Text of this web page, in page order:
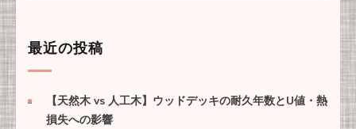
ン
最近の投稿
【天然木 vs 人工木】ウッドデッキの耐久年数とU値・熱
損失への影響